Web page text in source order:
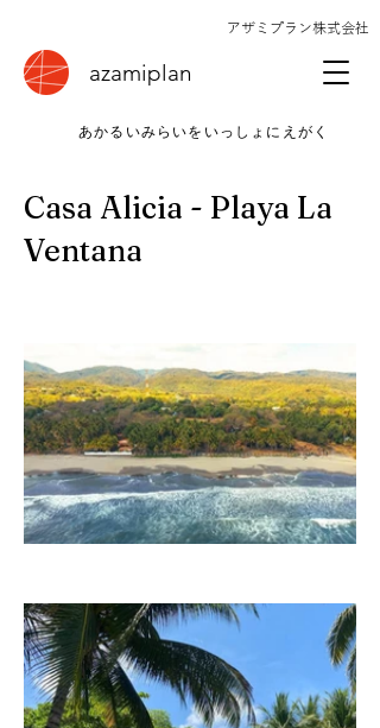
アザミプラン株式会社
azamiplan
​あかるいみらいをいっしょにえがく
Casa Alicia - Playa La
Ventana